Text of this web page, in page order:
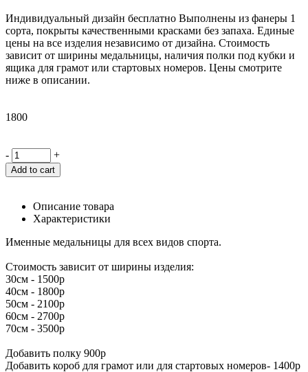
Индивидуальный дизайн бесплатно Выполнены из фанеры 1
сорта, покрыты качественными красками без запаха. Единые
цены на все изделия независимо от дизайна. Стоимость
зависит от ширины медальницы, наличия полки под кубки и
ящика для грамот или стартовых номеров. Цены смотрите
ниже в описании.
1800
- +
Add to cart
Описание товара
Характеристики
Именные медальницы для всех видов спорта.
Стоимость зависит от ширины изделия:
30см - 1500р
40см - 1800р
50см - 2100р
60см - 2700р
70см - 3500р
Добавить полку 900р
Добавить короб для грамот или для стартовых номеров- 1400р